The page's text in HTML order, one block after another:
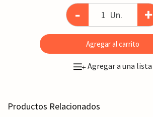
- Un. +
Agregar al carrito
+Agregar a una lista
Productos Relacionados